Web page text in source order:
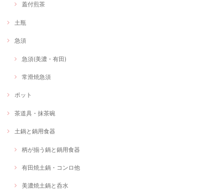
蓋付煎茶
土瓶
急須
急須(美濃・有田)
常滑焼急須
ポット
茶道具・抹茶碗
土鍋と鍋用食器
柄が揃う鍋と鍋用食器
有田焼土鍋・コンロ他
美濃焼土鍋と呑水